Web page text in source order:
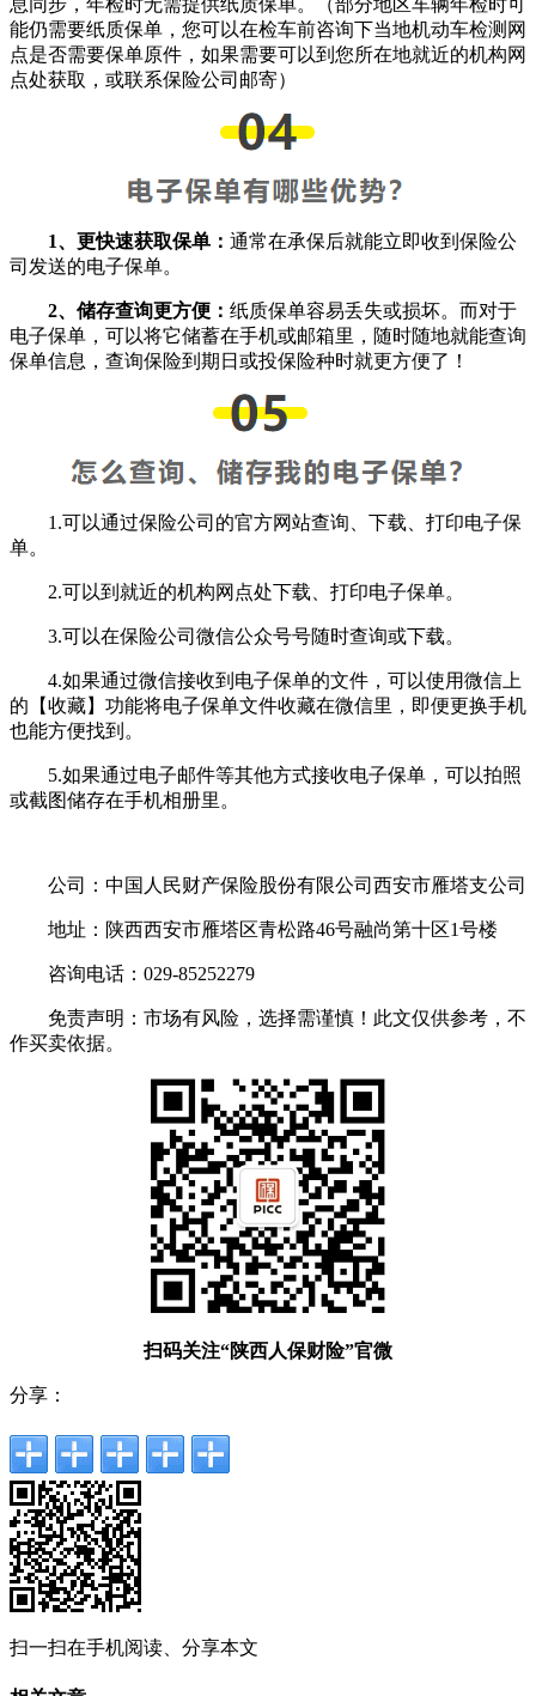
能仍需要纸质保单，您可以在检车前咨询下当地机动车检测网
点是否需要保单原件，如果需要可以到您所在地就近的机构网
点处获取，或联系保险公司邮寄）
1、更快速获取保单： 通常在承保后就能立即收到保险公
司发送的电子保单。
2、储存查询更方便： 纸质保单容易丢失或损坏。而对于
电子保单，可以将它储蓄在手机或邮箱里，随时随地就能查询
保单信息，查询保险到期日或投保险种时就更方便了！
1.可以通过保险公司的官方网站查询、下载、打印电子保
单。
2.可以到就近的机构网点处下载、打印电子保单。
3.可以在保险公司微信公众号号随时查询或下载。
4.如果通过微信接收到电子保单的文件，可以使用微信上
的【收藏】功能将电子保单文件收藏在微信里，即便更换手机
也能方便找到。
5.如果通过电子邮件等其他方式接收电子保单，可以拍照
或截图储存在手机相册里。
公司：中国人民财产保险股份有限公司西安市雁塔支公司
地址：陕西西安市雁塔区青松路46号融尚第十区1号楼
咨询电话：029-85252279
免责声明：市场有风险，选择需谨慎！此文仅供参考，不
作买卖依据。
扫码关注“陕西人保财险”官微
分享：
扫一扫在手机阅读、分享本文